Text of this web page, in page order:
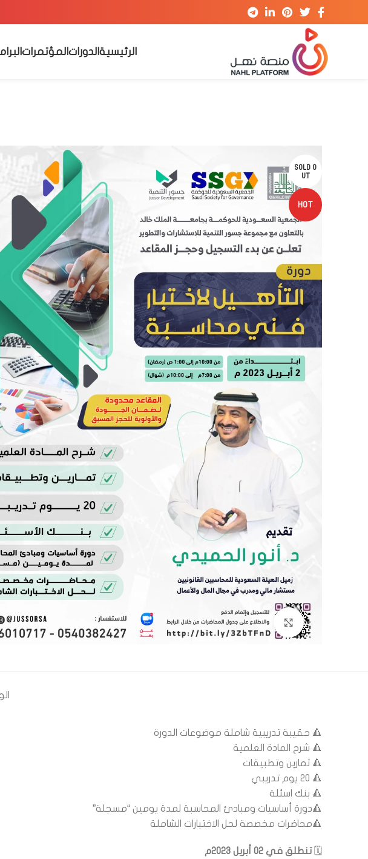
الرئيسيةالدوراتالمؤتمرات
SOLD O
UT
HOT
اضغط للتكبير
🔺 حقيبة تدريبية شاملة موضوعات الدورة
🔺 شرح المادة العلمية
🔺 تمارين وتطبيقات
🔺 20 يوم تدريبي
🔺 بنك اسئلة
🔺دورة أساسيات ومبادئ المحاسبة لمدة يومين “مسجلة”
🔺محاضرات مخصصة لحل الاختبارات الشاملة
🗓 تنطلق في 02 أبريل 2023م